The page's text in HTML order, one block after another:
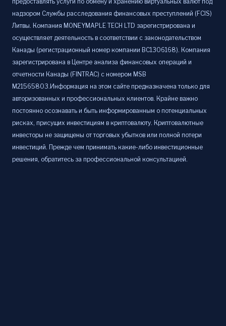
надзором Службы расследования финансовых преступлений (FCIS)
Литвы. Компания MONEYMAPLE TECH LTD зарегистрирована и
осуществляет деятельность в соответствии с законодательством
Канады (регистрационный номер компании BC1306168). Компания
зарегистрирована в Центре анализа финансовых операций и
отчетности Канады (FINTRAC) с номером MSB
M21565803.Информация на этом сайте предназначена только для
авторизованных и профессиональных клиентов. Крайне важно
постоянно осознавать и быть информированным о потенциальных
рисках, присущих инвестициям в криптовалюту. Криптовалютные
инвесторы не защищены от торговых убытков или полной потери
инвестиций. Прежде чем принимать какие-либо инвестиционные
решения, обратитесь за профессиональной консультацией.